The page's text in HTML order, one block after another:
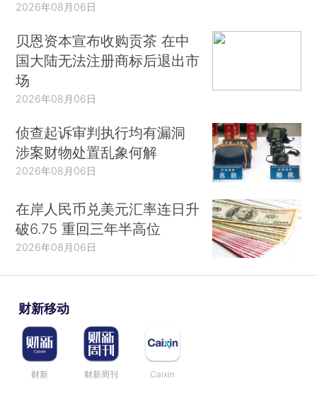
2026年08月06日
贝恩资本宣布收购贡茶 在中
国大陆无法注册商标后退出市
场
2026年08月06日
侦查起诉审判执行均有漏洞
涉案财物处置乱象何解
2026年08月06日
在岸人民币兑美元汇率连日升
破6.75 重回三年半高位
2026年08月06日
财新移动
财新 财新周刊 Caixin